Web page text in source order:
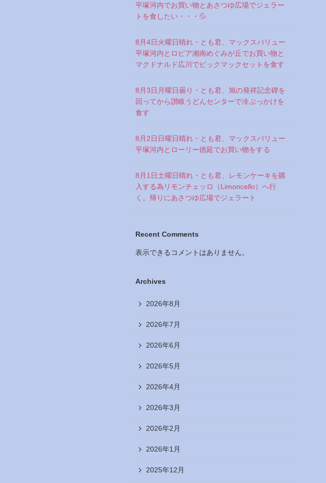
平塚河内でお買い物とあさつゆ広場でジェラー
トを食したい・・・💦
8月4日火曜日晴れ・とも君、マックスバリュー
平塚河内とロピア湘南めぐみが丘でお買い物と
マクドナルド広川でビックマックセットを食す
8月3日月曜日曇り・とも君、旭の発祥記念碑を
回ってから讃岐うどんセンターで冷ぶっかけを
食す
8月2日日曜日晴れ・とも君、マックスバリュー
平塚河内とローリー徳延でお買い物をする
8月1日土曜日晴れ・とも君、レモンケーキを購
入する為リモンチェッロ（Limoncello）へ行
く。帰りにあさつゆ広場でジェラート
Recent Comments
表示できるコメントはありません。
Archives
2026年8月
2026年7月
2026年6月
2026年5月
2026年4月
2026年3月
2026年2月
2026年1月
2025年12月